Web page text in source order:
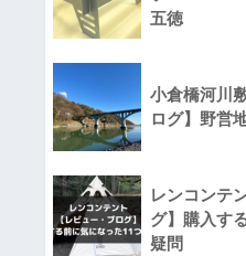
五徳
小倉橋河川
ログ】野営
レンコンテ
グ】購入す
疑問